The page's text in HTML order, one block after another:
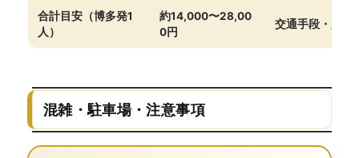
合計目安（博多発1
人）
約14,000〜28,00
0円
交通手段・入場
混雑・駐車場・注意事項